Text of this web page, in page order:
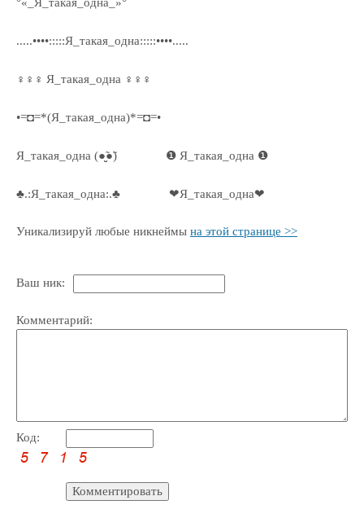
.....••••:::::Я_такая_одна:::::••••.....
♀♀♀ Я_такая_одна ♀♀♀
•=◘=*(Я_такая_одна)*=◘=•
Я_такая_одна (●̮̮̃●̃) ❶ Я_такая_одна ❶
♣.:Я_такая_одна:.♣ ❤Я_такая_одна❤
Уникализируй любые никнеймы на этой странице >>
Ваш ник:
Комментарий:
Код: